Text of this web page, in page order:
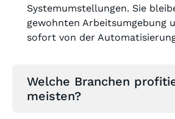
Systemumstellungen. Sie
gewohnten Arbeitsumgebung
sofort von der
Welche Branchen
meisten?